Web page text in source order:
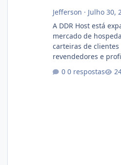
Jefferson · Julho 30,
A DDR Host está
mercado de
carteiras de clientes
revendedores e
encerrar suas
operação. Se você
0 respostas